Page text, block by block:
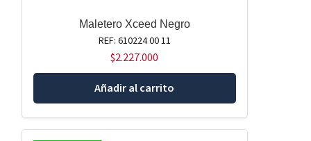
Maletero Xceed Negro
REF: 610224 00 11
$2.227.000
Añadir al carrito